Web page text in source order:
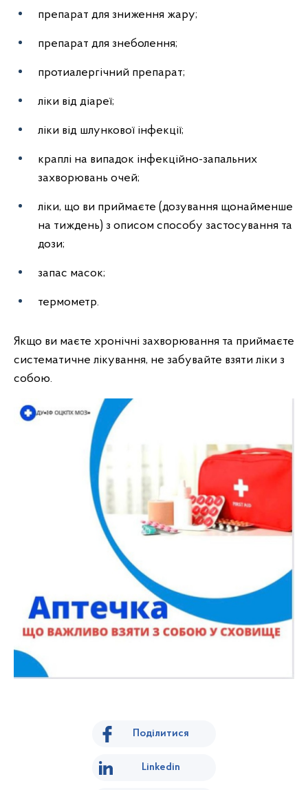
препарат для зниження жару;
препарат для знеболення;
протиалергічний препарат;
ліки від діареї;
ліки від шлункової інфекції;
краплі на випадок інфекційно-запальних
захворювань очей;
ліки, що ви приймаєте (дозування щонайменше
на тиждень) з описом способу застосування та
дози;
запас масок;
термометр.
Якщо ви маєте хронічні захворювання та приймаєте
систематичне лікування, не забувайте взяти ліки з
собою.
Поділитися
Linkedin